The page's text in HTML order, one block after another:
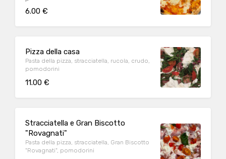
6.00 €
Pizza della casa
Pasta della pizza, stracciatella, rucola, crudo,
pomodorini
11.00 €
Stracciatella e Gran Biscotto
"Rovagnati"
Pasta della pizza, stracciatella, Gran Biscotto
"Rovagnati", pomodorini